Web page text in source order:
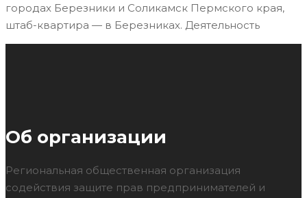
городах Березники и Соликамск Пермского края,
штаб-квартира — в Березниках. Деятельность
Об организации
Региональная общественная организация
содействия защите прав предпринимателей и